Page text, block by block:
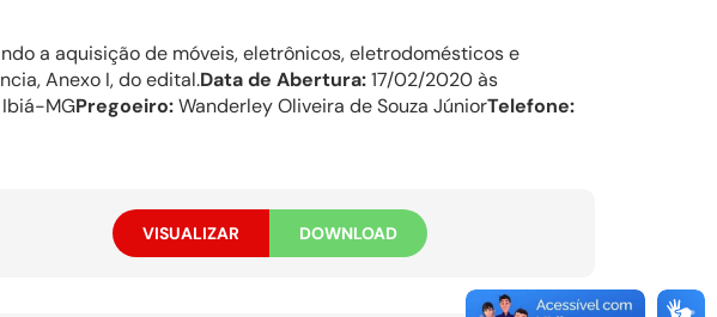
a aquisição de móveis, eletrônicos, eletrodomésticos e
Anexo I, do edital.Data de Abertura:17/02/2020 às
Ibiá-MGPregoeiro:Wanderley Oliveira de Souza JúniorTelefone:
VISUALIZAR DOWNLOAD